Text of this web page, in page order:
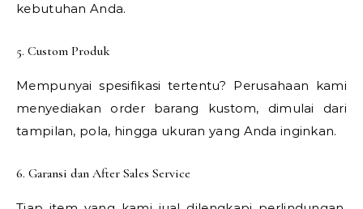
kebutuhan Anda.
5. Custom Produk
Mempunyai spesifikasi tertentu? Perusahaan kami
menyediakan order barang kustom, dimulai dari
tampilan, pola, hingga ukuran yang Anda inginkan.
6. Garansi dan After Sales Service